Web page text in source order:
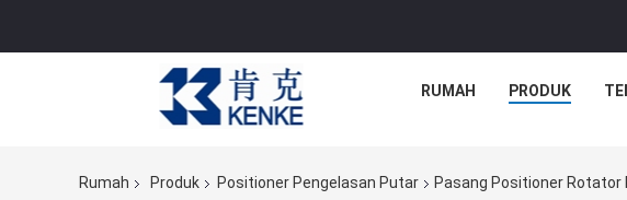
RUMAH PRODUK
Rumah Produk Positioner Pengelasan Putar Pasang Positioner Rotator